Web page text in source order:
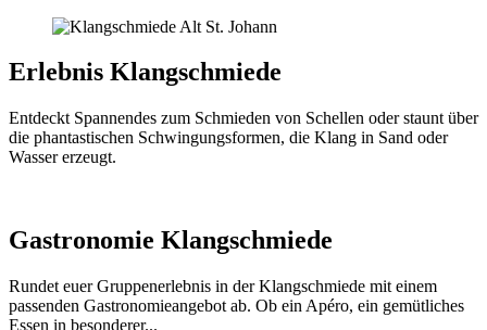
Erlebnis Klangschmiede
Entdeckt Spannendes zum Schmieden von Schellen oder staunt über
die phantastischen Schwingungsformen, die Klang in Sand oder
Wasser erzeugt.
Gastronomie Klangschmiede
Rundet euer Gruppenerlebnis in der Klangschmiede mit einem
passenden Gastronomieangebot ab. Ob ein Apéro, ein gemütliches
Essen in besonderer...